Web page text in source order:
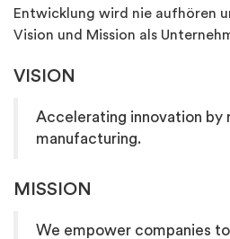
Entwicklung wird nie aufhören
Vision und Mission als
VISION
Accelerating innovation by
manufacturing.
MISSION
We empower companies